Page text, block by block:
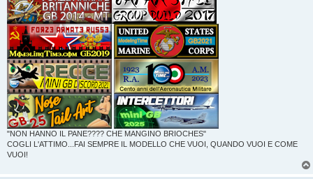
"NON HANNO IL PANE???? CHE MANGINO BRIOCHES"
COGLI L'ATTIMO...FAI SEMPRE IL MODELLO CHE VUOI, QUANDO VUOI E COME
VUOI!